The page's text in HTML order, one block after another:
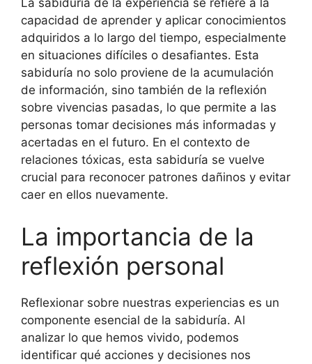
La sabiduría de la experiencia se refiere a la
capacidad de aprender y aplicar conocimientos
adquiridos a lo largo del tiempo, especialmente
en situaciones difíciles o desafiantes. Esta
sabiduría no solo proviene de la acumulación
de información, sino también de la reflexión
sobre vivencias pasadas, lo que permite a las
personas tomar decisiones más informadas y
acertadas en el futuro. En el contexto de
relaciones tóxicas, esta sabiduría se vuelve
crucial para reconocer patrones dañinos y evitar
caer en ellos nuevamente.
La importancia de la
reflexión personal
Reflexionar sobre nuestras experiencias es un
componente esencial de la sabiduría. Al
analizar lo que hemos vivido, podemos
identificar qué acciones y decisiones nos